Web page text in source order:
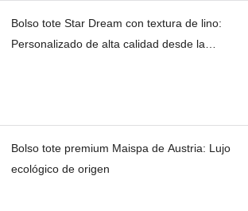
Bolso tote Star Dream con textura de lino:
Personalizado de alta calidad desde la
Bolso tote premium Maispa de Austria: Lujo
ecológico de origen